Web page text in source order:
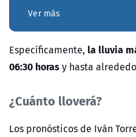
Ver más
Específicamente, la lluvia
06:30 horasy hasta
¿Cuánto lloverá?
Los pronósticos de Iván